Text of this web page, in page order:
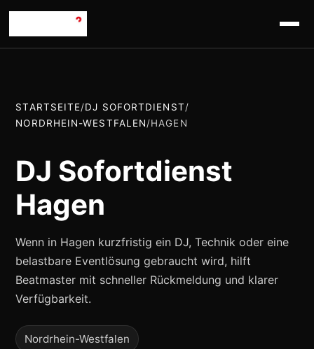
STARTSEITE/DJ SOFORTDIENST/
NORDRHEIN-WESTFALEN/HAGEN
DJ Sofortdienst
Hagen
Wenn in Hagen kurzfristig ein DJ, Technik oder eine
belastbare Eventlösung gebraucht wird, hilft
Beatmaster mit schneller Rückmeldung und klarer
Verfügbarkeit.
Nordrhein-Westfalen